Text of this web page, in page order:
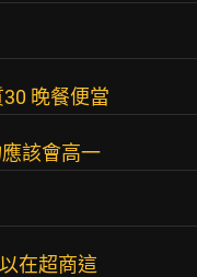
晚餐便當
該會高一
在超商這